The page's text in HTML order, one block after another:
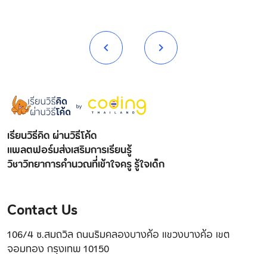
เรียนวิธีคิด ผ่านวิธีโค้ด
แพลตฟอร์มส่งเสริมการเรียนรู้
วิชาวิทยาการคำนวณที่เข้าใจครู รู้ใจเด็ก
Contact Us
106/4 ซ.สมถวิล ถนนริมคลองบางค้อ แขวงบางค้อ เขต
จอมทอง กรุงเทพ 10150